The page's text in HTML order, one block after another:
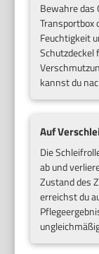
Bewahre das
Transportbox
Feuchtigkeit
Schutzdeckel
kannst du
Auf
Die
ab und
Zustand des
erreichst du